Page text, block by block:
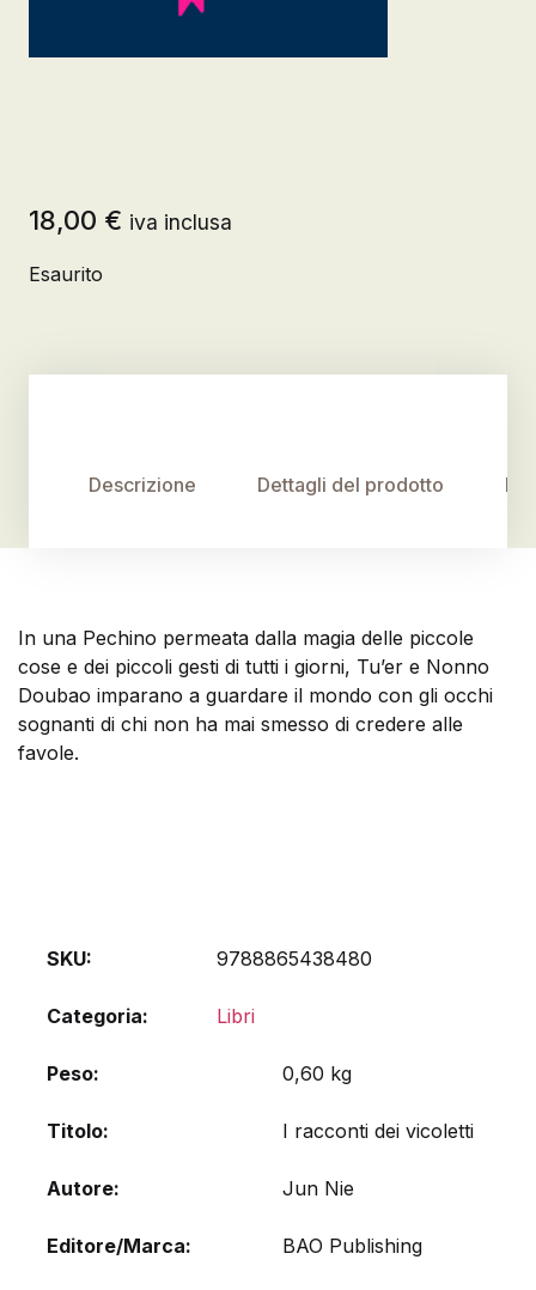
18,00 € iva inclusa
Esaurito
Descrizione Dettagli del prodotto
In una Pechino permeata dalla magia delle piccole
cose e dei piccoli gesti di tutti i giorni, Tu’er e Nonno
Doubao imparano a guardare il mondo con gli occhi
sognanti di chi non ha mai smesso di credere alle
favole.
SKU: 9788865438480
Categoria: Libri
Peso 0,60 kg
Titolo I racconti dei vicoletti
Autore Jun Nie
Editore/Marca BAO Publishing